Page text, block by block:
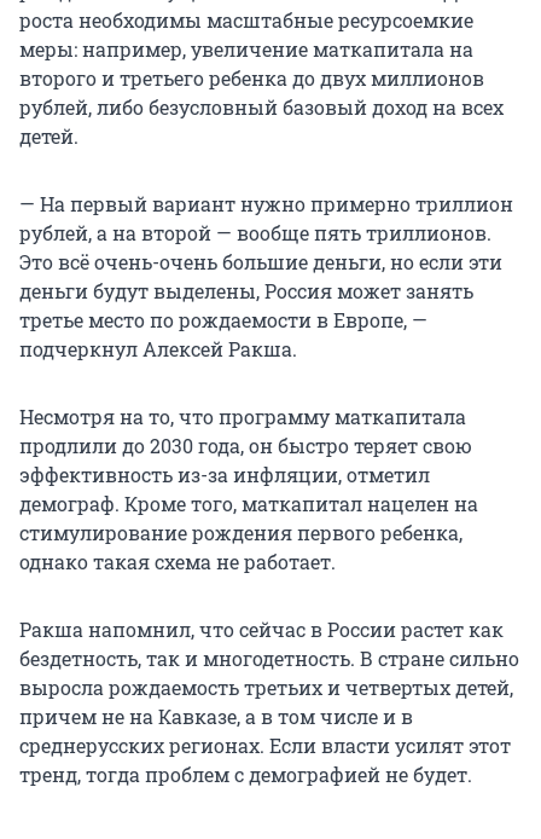
роста необходимы масштабные ресурсоемкие
меры: например, увеличение маткапитала на
второго и третьего ребенка до двух миллионов
рублей, либо безусловный базовый доход на всех
детей.
— На первый вариант нужно примерно триллион
рублей, а на второй — вообще пять триллионов.
Это всё очень-очень большие деньги, но если эти
деньги будут выделены, Россия может занять
третье место по рождаемости в Европе, —
подчеркнул Алексей Ракша.
Несмотря на то, что программу маткапитала
продлили до 2030 года, он быстро теряет свою
эффективность из-за инфляции, отметил
демограф. Кроме того, маткапитал нацелен на
стимулирование рождения первого ребенка,
однако такая схема не работает.
Ракша напомнил, что сейчас в России растет как
бездетность, так и многодетность. В стране сильно
выросла рождаемость третьих и четвертых детей,
причем не на Кавказе, а в том числе и в
среднерусских регионах. Если власти усилят этот
тренд, тогда проблем с демографией не будет.